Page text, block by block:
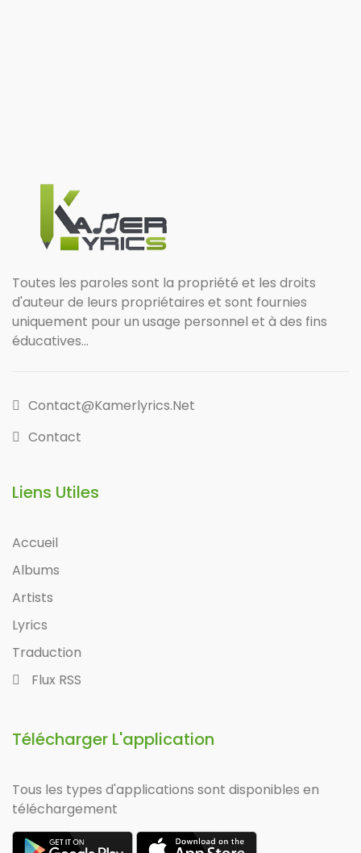
Toutes les paroles sont la propriété et les droits
d'auteur de leurs propriétaires et sont fournies
uniquement pour un usage personnel et à des fins
éducatives...
Contact@kamerlyrics.net
Contact
Liens Utiles
Accueil
Albums
Artists
Lyrics
Traduction
Flux RSS
Télécharger L'application
Tous les types d'applications sont disponibles en
téléchargement